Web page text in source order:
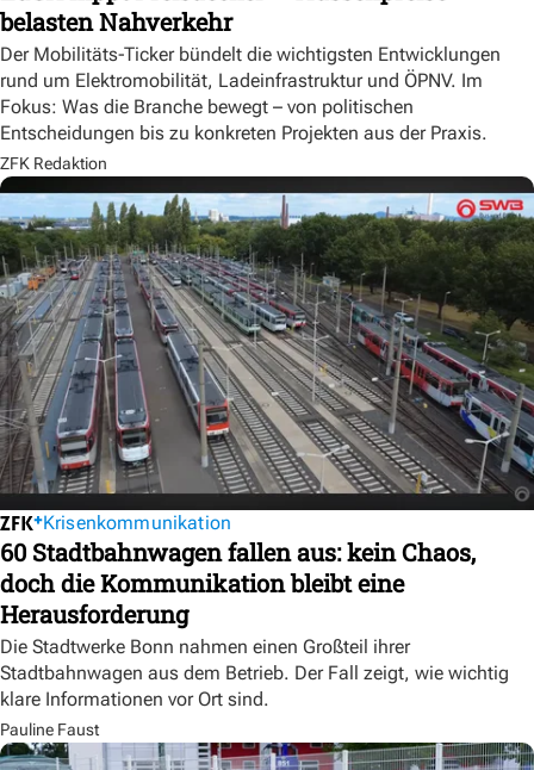
belasten Nahverkehr
Der Mobilitäts-Ticker bündelt die wichtigsten Entwicklungen
rund um Elektromobilität, Ladeinfrastruktur und ÖPNV. Im
Fokus: Was die Branche bewegt – von politischen
Entscheidungen bis zu konkreten Projekten aus der Praxis.
ZFK Redaktion
Krisenkommunikation
60 Stadtbahnwagen fallen aus: kein Chaos,
doch die Kommunikation bleibt eine
Herausforderung
Die Stadtwerke Bonn nahmen einen Großteil ihrer
Stadtbahnwagen aus dem Betrieb. Der Fall zeigt, wie wichtig
klare Informationen vor Ort sind.
Pauline Faust